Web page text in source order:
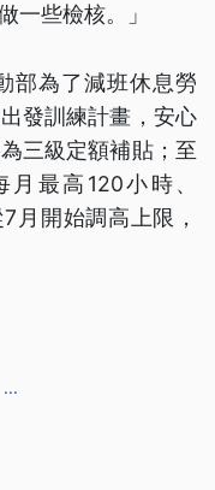
一些檢核。」
部為了減班休息勞
發訓練計畫，安心
三級定額補貼；至
最高120小時、
月開始調高上限，
...